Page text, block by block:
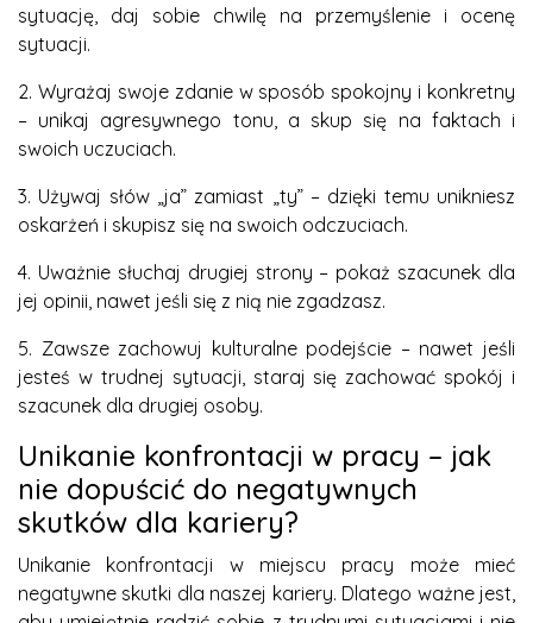
sytuację, daj sobie chwilę na przemyślenie i ocenę
sytuacji.
2. Wyrażaj swoje zdanie w sposób spokojny i konkretny
– unikaj agresywnego tonu, a skup się na faktach i
swoich uczuciach.
3. Używaj słów „ja” zamiast „ty” – dzięki temu unikniesz
oskarżeń i skupisz się na swoich odczuciach.
4. Uważnie słuchaj drugiej strony – pokaż szacunek dla
jej opinii, nawet jeśli się z nią nie zgadzasz.
5. Zawsze zachowuj kulturalne podejście – nawet jeśli
jesteś w trudnej sytuacji, staraj się zachować spokój i
szacunek dla drugiej osoby.
Unikanie konfrontacji w pracy – jak
nie dopuścić do negatywnych
skutków dla kariery?
Unikanie konfrontacji w miejscu pracy może mieć
negatywne skutki dla naszej kariery. Dlatego ważne jest,